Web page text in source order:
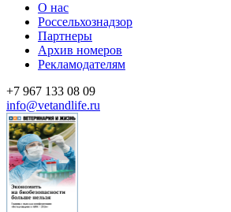
О нас
Россельхознадзор
Партнеры
Архив номеров
Рекламодателям
+7 967 133 08 09
info@vetandlife.ru